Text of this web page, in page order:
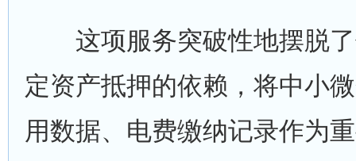
这项服务突破性地摆脱了
定资产抵押的依赖，将中小
用数据、电费缴纳记录作为